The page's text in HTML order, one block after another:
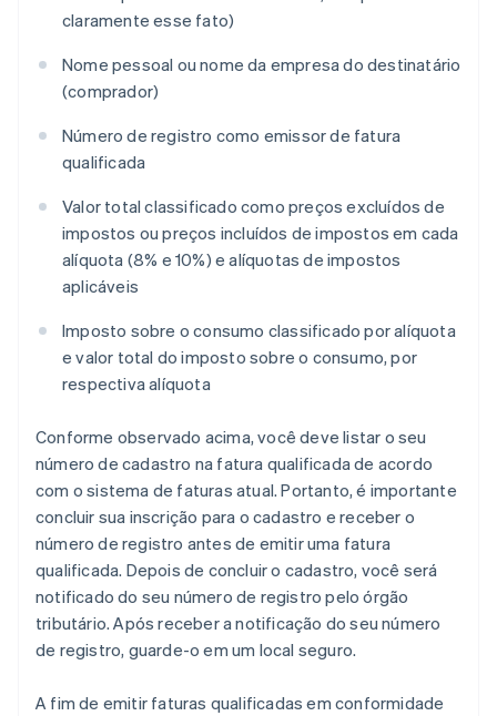
claramente esse fato)
Nome pessoal ou nome da empresa do destinatário
(comprador)
Número de registro como emissor de fatura
qualificada
Valor total classificado como preços excluídos de
impostos ou preços incluídos de impostos em cada
alíquota (8% e 10%) e alíquotas de impostos
aplicáveis
Imposto sobre o consumo classificado por alíquota
e valor total do imposto sobre o consumo, por
respectiva alíquota
Conforme observado acima, você deve listar o seu
número de cadastro na fatura qualificada de acordo
com o sistema de faturas atual. Portanto, é importante
concluir sua inscrição para o cadastro e receber o
número de registro antes de emitir uma fatura
qualificada. Depois de concluir o cadastro, você será
notificado do seu número de registro pelo órgão
tributário. Após receber a notificação do seu número
de registro, guarde-o em um local seguro.
A fim de emitir faturas qualificadas em conformidade